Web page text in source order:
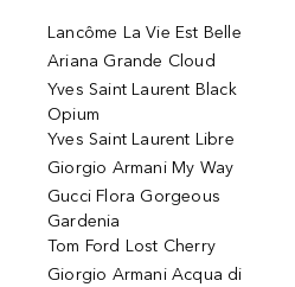
Lancôme La Vie Est Belle
Ariana Grande Cloud
Yves Saint Laurent Black
Opium
Yves Saint Laurent Libre
Giorgio Armani My Way
Gucci Flora Gorgeous
Gardenia
Tom Ford Lost Cherry
Giorgio Armani Acqua di